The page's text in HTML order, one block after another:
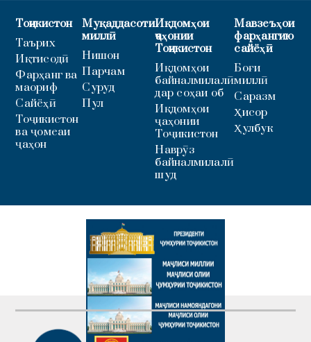
Тоҷикистон
Таърих
Иқтисодӣ
Фарҳанг ва
маориф
Сайёҳӣ
Тоҷикистон
ва ҷомеаи
ҷаҳон
Муқаддасоти
миллӣ
Нишон
Парчам
Суруд
Пул
Иқдомҳои
ҷаҳонии
Тоҷикистон
Иқдомҳои
байналмилалӣ
дар соҳаи об
Иқдомҳои
ҷаҳонии
Тоҷикистон
Наврӯз
байналмилалӣ
шуд
Мавзеъҳои
фарҳангию
сайёҳӣ
Боғи
миллӣ
Саразм
Ҳисор
Ҳулбук